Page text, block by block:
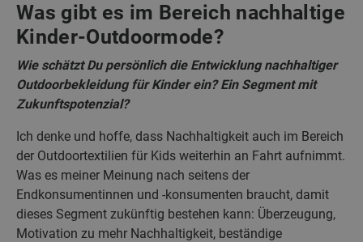
Was gibt es im Bereich nachhaltige
Kinder-Outdoormode?
Wie schätzt Du persönlich die Entwicklung nachhaltiger
Outdoorbekleidung für Kinder ein? Ein Segment mit
Zukunftspotenzial?
Ich denke und hoffe, dass Nachhaltigkeit auch im Bereich
der Outdoortextilien für Kids weiterhin an Fahrt aufnimmt.
Was es meiner Meinung nach seitens der
Endkonsumentinnen und -konsumenten braucht, damit
dieses Segment zukünftig bestehen kann: Überzeugung,
Motivation zu mehr Nachhaltigkeit, beständige